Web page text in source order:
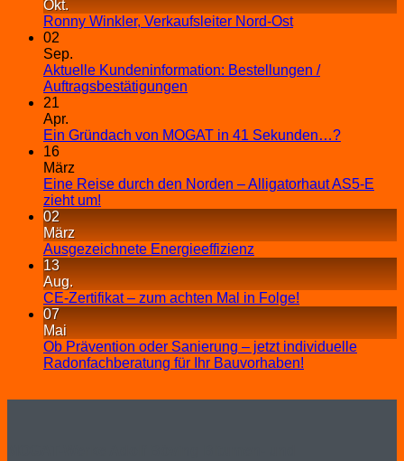
Okt.
Ronny Winkler, Verkaufsleiter Nord-Ost
02
Sep.
Aktuelle Kundeninformation: Bestellungen /
Auftragsbestätigungen
21
Apr.
Ein Gründach von MOGAT in 41 Sekunden…?
16
März
Eine Reise durch den Norden – Alligatorhaut AS5-E
zieht um!
02
März
Ausgezeichnete Energieeffizienz
13
Aug.
CE-Zertifikat – zum achten Mal in Folge!
07
Mai
Ob Prävention oder Sanierung – jetzt individuelle
Radonfachberatung für Ihr Bauvorhaben!